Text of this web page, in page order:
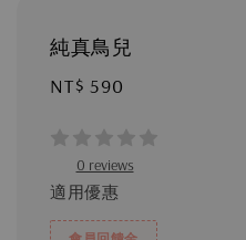
純真鳥兒
Regular
NT$ 590
0 reviews
適用優惠